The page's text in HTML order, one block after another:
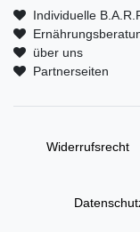
Individuelle
über uns
Partnerseiten
Widerrufs­recht